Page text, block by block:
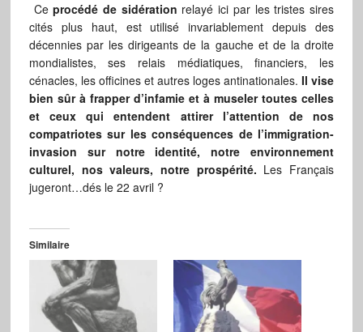
Ceprocédé de sidération relayé ici par les tristes sires
cités plus haut, est utilisé invariablement depuis des
décennies par les dirigeants de la gauche et de la droite
mondialistes, ses relais médiatiques, financiers, les
cénacles, les officines et autres loges antinationales.Il vise
bien sûr à frapper d’infamie et à museler toutes celles
et ceux qui entendent attirer l’attention de nos
compatriotes sur les conséquences de l’immigration-
invasion sur notre identité, notre environnement
culturel, nos valeurs, notre prospérité. Les Français
jugeront…dés le 22 avril ?
Similaire